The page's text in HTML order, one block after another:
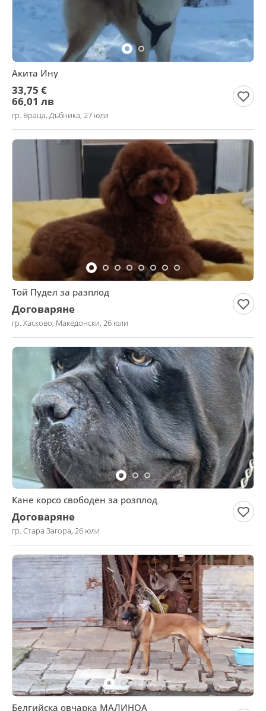
Акита Ину
33,75 €
66,01 лв
гр. Враца, Дъбника, 27 юли
Той Пудел за разплод
Договаряне
гр. Хасково, Македонски, 26 юли
Кане корсо свободен за розплод
Договаряне
гр. Стара Загора, 26 юли
Белгийска овчарка МАЛИНОА